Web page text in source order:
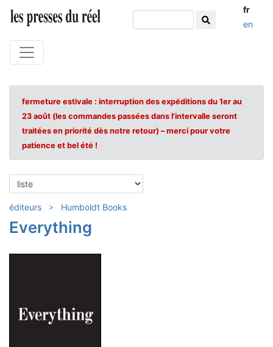
fr
en
fermeture estivale : interruption des expéditions du 1er au
23 août (les commandes passées dans l'intervalle seront
traitées en priorité dès notre retour) – merci pour votre
patience et bel été !
éditeurs Humboldt Books
Everything